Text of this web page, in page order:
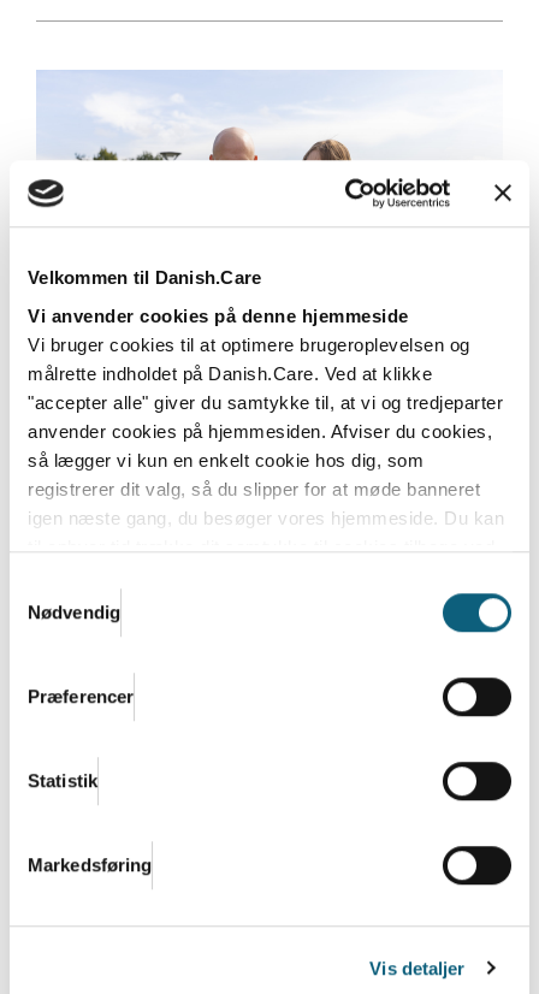
Velkommen til Danish.Care
Vi anvender cookies på denne hjemmeside
Vi bruger cookies til at optimere brugeroplevelsen og
målrette indholdet på Danish.Care. Ved at klikke
"accepter alle" giver du samtykke til, at vi og tredjeparter
anvender cookies på hjemmesiden. Afviser du cookies,
så lægger vi kun en enkelt cookie hos dig, som
registrerer dit valg, så du slipper for at møde banneret
igen næste gang, du besøger vores hjemmeside. Du kan
til enhver tid trække dit samtykke til cookies tilbage ved
Danish.Cares privatlivs- og cookiepolitik
Nødvendig
Præferencer
Statistik
Markedsføring
Vis detaljer
Dansk Industri og Danish.Care:
Velfærdsteknologi skal forhindre
kollaps i ældreplejen
Hvordan undgår vi, at manglen på medarbejdere i
ældreplejen udvikler sig til en reel velfærdskrise?...
Læs mere
Danish.Care Nyt 20. marts 2026
Læs mere